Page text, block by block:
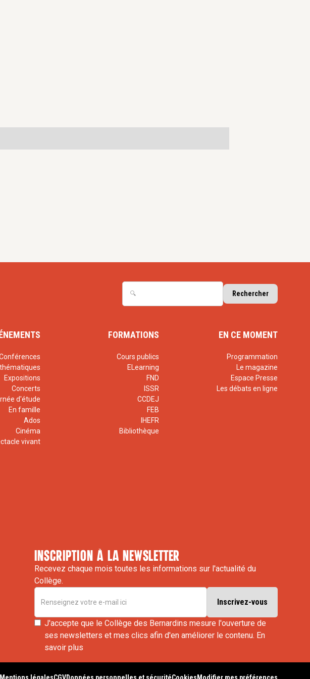
Expositions
Concerts
d'étude
En famille
Ados
Cinéma
vivant
FORMATIONS
Cours publics
ELearning
FND
ISSR
CCDEJ
FEB
IHEFR
Bibliothèque
EN CE MOMENT
Programmation
Le magazine
Espace Presse
Les débats en ligne
inscription à la newsletter
Recevez chaque mois toutes les informations sur l'actualité du
Collège.
J'accepte que le Collège des Bernardins mesure l'ouverture de
ses newsletters et mes clics afin d'en améliorer le contenu. En
savoir plus